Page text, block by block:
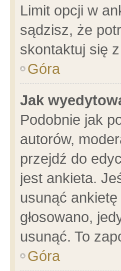
Limit opcji w
sądzisz, że
skontaktuj się
Góra
Jak
Podobnie jak
autorów,
przejdź do
jest ankieta.
usunąć
głosowano,
usunąć. To
Góra